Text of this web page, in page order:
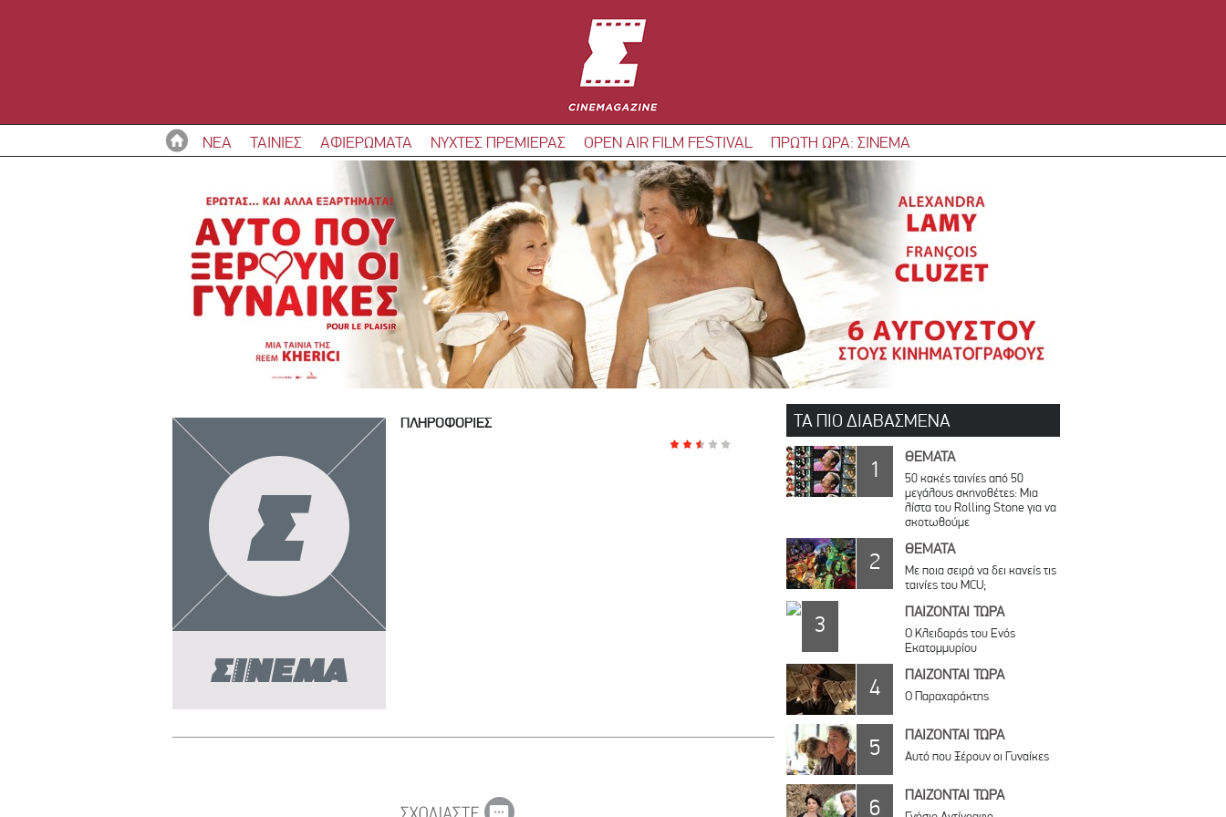
ΝΕΑ ΤΑΙΝΙΕΣ ΑΦΙΕΡΩΜΑΤΑ ΝΥΧΤΕΣ ΠΡΕΜΙΕΡΑΣ OPEN AIR FILM FESTIVAL ΠΡΩΤΗ ΩΡΑ: ΣΙΝΕΜΑ
ΠΛΗΡΟΦΟΡΙΕΣ ΤΑ ΠΙΟ ΔΙΑΒΑΣΜΕΝΑ
1 ΘΕΜΑΤΑ
50 κακές ταινίες από 50
μεγάλους σκηνοθέτες: Μια
λίστα του Rolling Stone για να
σκοτωθούμε
2 ΘΕΜΑΤΑ
Με ποια σειρά να δει κανείς τις
ταινίες του MCU;
3 ΠΑΙΖΟΝΤΑΙ ΤΩΡΑ
Ο Κλειδαράς του Ενός
Εκατομμυρίου
4 ΠΑΙΖΟΝΤΑΙ ΤΩΡΑ
Ο Παραχαράκτης
5 ΠΑΙΖΟΝΤΑΙ ΤΩΡΑ
Αυτό που Ξέρουν οι Γυναίκες
6 ΠΑΙΖΟΝΤΑΙ ΤΩΡΑ